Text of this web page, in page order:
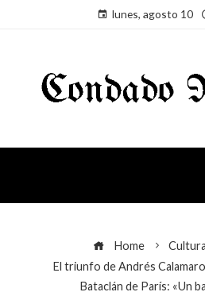
lunes, agosto 10
Home
El triunfo de Andrés
Bataclán de París: «Un